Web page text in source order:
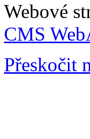
Webové
CMS
Přeskočit